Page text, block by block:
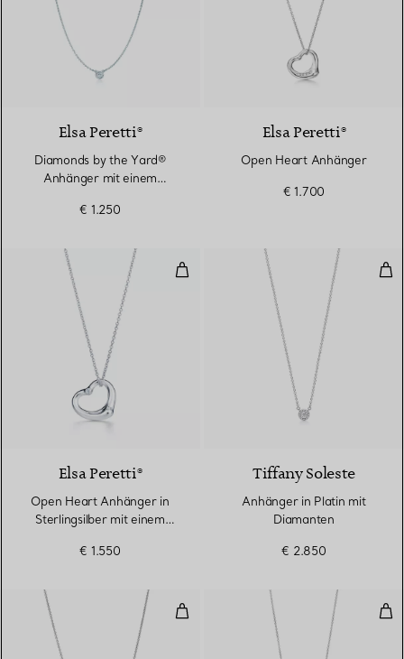
Elsa Peretti®
Diamonds by the Yard®
Anhänger mit einem
€ 1.250
Elsa Peretti®
Open Heart Anhänger
€ 1.700
Open Heart Anhänger in
Elsa Peretti®
Open Heart Anhänger in
Sterlingsilber mit einem
€ 1.550
Tiffany Soleste
Anhänger in Platin mit
Diamanten
€ 2.850
Anhänger